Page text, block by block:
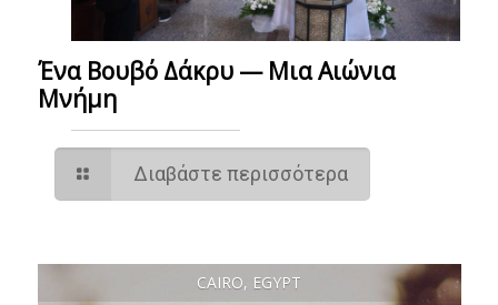
Ένα Βουβό Δάκρυ — Μια Αιώνια
Μνήμη
Διαβάστε περισσότερα
CAIRO, EGYPT